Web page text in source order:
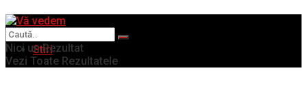
Stiri
Nici un Rezultat
Vezi Toate Rezultatele